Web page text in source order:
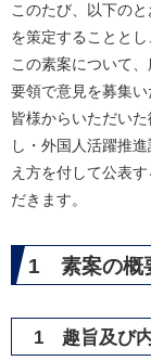
このたび、以下の
を策定することとし
この素案について
要領で意見を募集い
皆様からいただい
し・外国人活躍推
え方を付して公表
だきます。
1 素案の概
1 趣旨及び